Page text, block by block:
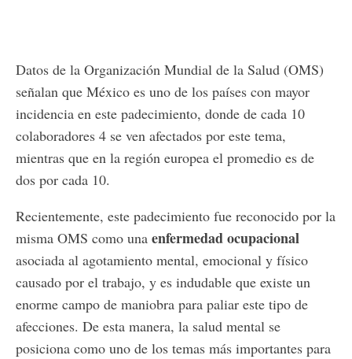
Datos de la Organización Mundial de la Salud (OMS)
señalan que México es uno de los países con mayor
incidencia en este padecimiento, donde de cada 10
colaboradores 4 se ven afectados por este tema,
mientras que en la región europea el promedio es de
dos por cada 10.
Recientemente, este padecimiento fue reconocido por la
misma OMS como una enfermedad ocupacional
asociada al agotamiento mental, emocional y físico
causado por el trabajo, y es indudable que existe un
enorme campo de maniobra para paliar este tipo de
afecciones. De esta manera, la salud mental se
posiciona como uno de los temas más importantes para